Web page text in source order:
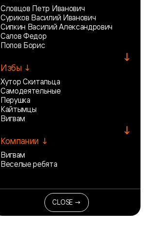
Словцов Петр Иванович
Суриков Василий Иванович
Сипкин Василий Александрович
Салов Федор
Попов Борис
↓
Избы ↓
Хутор Скитальца
Самодеятельные
Перушка
Кайтымцы
Вигвам
↓
Компании ↓
Вигвам
Веселые ребята
CLOSE →